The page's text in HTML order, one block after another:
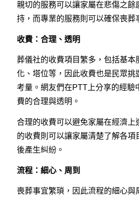
親切的服務可以讓家屬在悲傷之餘
持，而專業的服務則可以確保喪葬
收費：合理、透明
葬儀社的收費項目繁多，包括基本
化、塔位等，因此收費也是民眾挑
考量。網友們在PTT上分享的經驗
費的合理與透明。
合理的收費可以避免家屬在經濟上
的收費則可以讓家屬清楚了解各項
後產生糾紛。
流程：細心、周到
喪葬事宜繁瑣，因此流程的細心與